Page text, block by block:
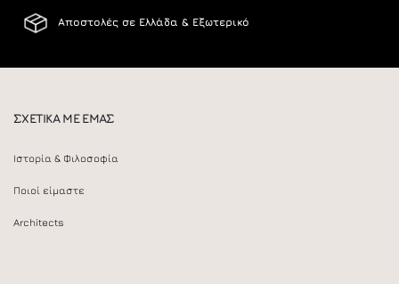
Αποστολές σε Ελλάδα & Εξωτερικό
ΣΧΕΤΙΚΑ ΜΕ ΕΜΑΣ
Ιστορία & Φιλοσοφία
Ποιοί είμαστε
Architects